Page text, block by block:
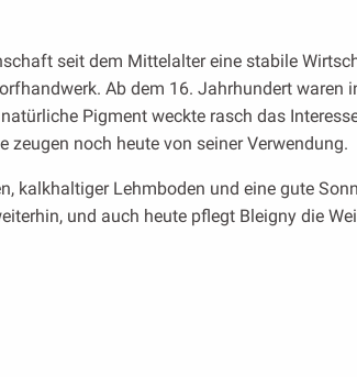
seit dem Mittelalter eine stabile
Ab dem 16. Jahrhundert waren
Pigment weckte rasch das
zeugen noch heute von seiner Verwendung.
kalkhaltiger Lehmboden und eine gute
und auch heute pflegt Bleigny die